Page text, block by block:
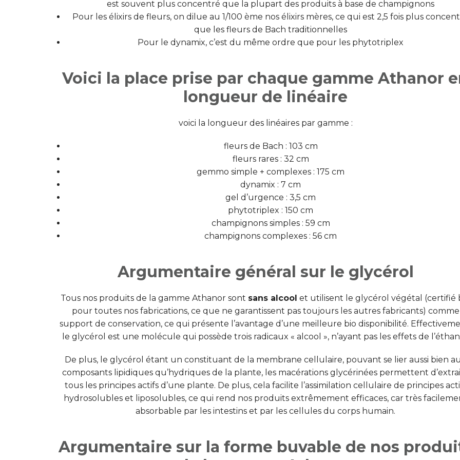
est souvent plus concentré que la plupart des produits à base de champignons
Pour les élixirs de fleurs, on dilue au 1/100 ème nos élixirs mères, ce qui est 2,5 fois plus
que les fleurs de Bach traditionnelles
Pour le dynamix, c’est du même ordre que pour les phytotriplex
Voici la place prise par chaque gamme Athanor
longueur de linéaire
voici la longueur des linéaires par gamme :
fleurs de Bach : 103 cm
fleurs rares : 32 cm
gemmo simple + complexes : 175 cm
dynamix : 7 cm
gel d’urgence : 3,5 cm
phytotriplex : 150 cm
champignons simples : 59 cm
champignons complexes : 56 cm
Argumentaire général sur le glycérol
Tous nos produits de la gamme Athanor sont sans alcool et utilisent le glycérol végétal (certifié
pour toutes nos fabrications, ce que ne garantissent pas toujours les autres fabricants) comme
support de conservation, ce qui présente l’avantage d’une meilleure bio disponibilité.
le glycérol est une molécule qui possède trois radicaux « alcool », n’ayant pas les effets de
De plus, le glycérol étant un constituant de la membrane cellulaire, pouvant se lier aussi bien
composants lipidiques qu’hydriques de la plante, les macérations glycérinées permettent
tous les principes actifs d’une plante. De plus, cela facilite l’assimilation cellulaire de principes
hydrosolubles et liposolubles, ce qui rend nos produits extrêmement efficaces, car très
absorbable par les intestins et par les cellules du corps humain.
Argumentaire sur la forme buvable de nos